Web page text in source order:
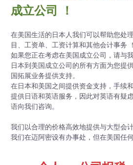
成立公司 ！
在美国生活的日本人我们可以帮助您处
目、工资单、工资计算和其他会计事务 ！
如果您正在考虑在美国成立公司，请与
日本到美国成立公司的所有方面为您提
国拓展业务提供支持。
在日本和美国之间提供资金支持，手续
提供日语和英语服务，因此对英语有疑
语向我们咨询。
我们以合理的价格高效地提供与大型会
我们在迈阿密设有办事处，但在美国任